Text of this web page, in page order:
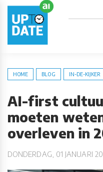
HOME BLOG IN-DE-KIJKER
AI-first
moeten
overleven in
DONDERDAG, 01 JANUARI